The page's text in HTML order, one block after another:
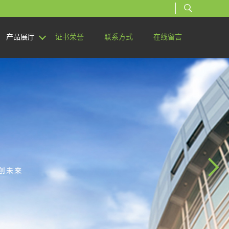
产品展厅 证书荣誉 联系方式 在线留言